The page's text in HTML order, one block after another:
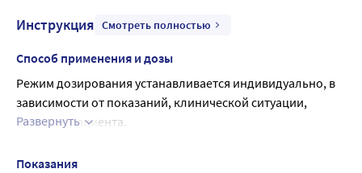
Инструкция Смотреть полностью
Способ применения и дозы
Режим дозирования устанавливается индивидуально, в
зависимости от показаний, клинической ситуации,
возраста пациента.
зависимости от величины диуретического ответа и
Развернуть
Показания